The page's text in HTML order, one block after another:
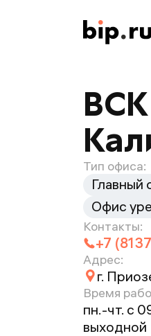
Тип офиса:
Главный
Офис
Контакты:
+7
Адрес:
г.
Время
пн.-чт. с
выходной